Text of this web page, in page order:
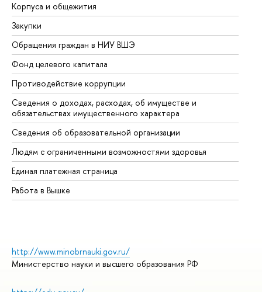
Корпуса и общежития
Закупки
Обращения граждан в НИУ ВШЭ
Фонд целевого капитала
Противодействие коррупции
Сведения о доходах, расходах, об имуществе и
обязательствах имущественного характера
Сведения об образовательной организации
Людям с ограниченными возможностями здоровья
Единая платежная страница
Работа в Вышке
http://www.minobrnauki.gov.ru/
Министерство науки и высшего образования РФ